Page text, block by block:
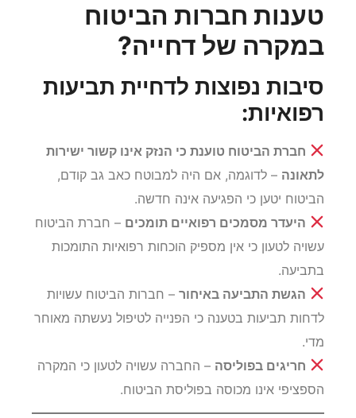
טענות חברות הביטוח
במקרה של דחייה?
סיבות נפוצות לדחיית תביעות
רפואיות:
חברת הביטוח טוענת כי הנזק אינו קשור ישירות
לתאונה – לדוגמה, אם היה למבוטח כאב גב קודם,
הביטוח יטען כי הפגיעה אינה חדשה.
היעדר מסמכים רפואיים תומכים – חברת הביטוח
עשויה לטעון כי אין מספיק הוכחות רפואיות התומכות
בתביעה.
הגשת התביעה באיחור – חברות הביטוח עשויות
לדחות תביעות בטענה כי הפנייה לטיפול נעשתה מאוחר
מדי.
חריגים בפוליסה – החברה עשויה לטעון כי המקרה
הספציפי אינו מכוסה בפוליסת הביטוח.